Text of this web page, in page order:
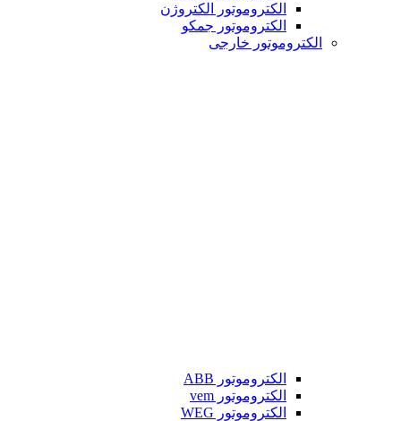
الکتروموتور الکتروژن
الکتروموتور جمکو
الکتروموتور خارجی
الکتروموتور ABB
الکتروموتور vem
الکتروموتور WEG